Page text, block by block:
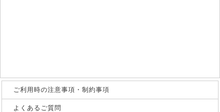
ご利用時の注意事項・制約事項
よくあるご質問